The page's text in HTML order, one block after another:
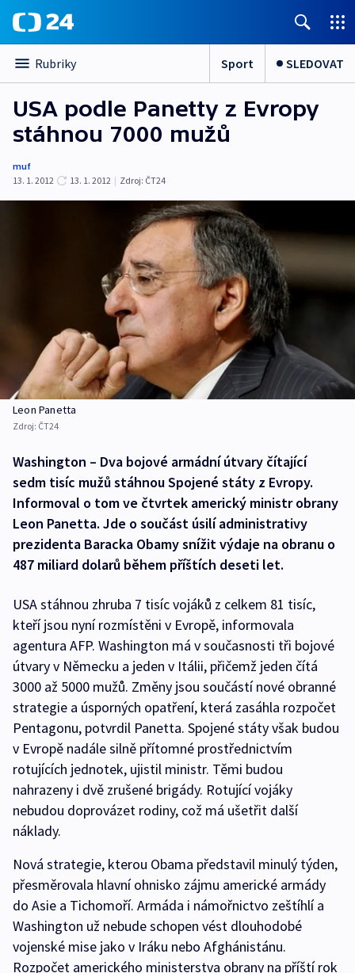
Rubriky Sport SLEDOVAT
USA podle Panetty z Evropy
stáhnou 7000 mužů
muf
13. 1. 2012
13. 1. 2012 | Zdroj: ČT24
Leon Panetta
Zdroj: ČT24
Washington – Dva bojové armádní útvary čítající
sedm tisíc mužů stáhnou Spojené státy z Evropy.
Informoval o tom ve čtvrtek americký ministr obrany
Leon Panetta. Jde o součást úsilí administrativy
prezidenta Baracka Obamy snížit výdaje na obranu o
487 miliard dolarů během příštích deseti let.
USA stáhnou zhruba 7 tisíc vojáků z celkem 81 tisíc,
kteří jsou nyní rozmístěni v Evropě, informovala
agentura AFP. Washington má v současnosti tři bojové
útvary v Německu a jeden v Itálii, přičemž jeden čítá
3000 až 5000 mužů. Změny jsou součástí nové obranné
strategie a úsporných opatření, která zasáhla rozpočet
Pentagonu, potvrdil Panetta. Spojené státy však budou
v Evropě nadále silně přítomné prostřednictvím
rotujících jednotek, ujistil ministr. Těmi budou
nahrazeny i dvě zrušené brigády. Rotující vojáky
nebudou doprovázet rodiny, což má ušetřit další
náklady.
Nová strategie, kterou Obama představil minulý týden,
přesměrovala hlavní ohnisko zájmu americké armády
do Asie a Tichomoří. Armáda i námořnictvo zeštíhlí a
Washington už nebude schopen vést dlouhodobé
vojenské mise jako v Iráku nebo Afghánistánu.
Rozpočet amerického ministerstva obrany na příští rok